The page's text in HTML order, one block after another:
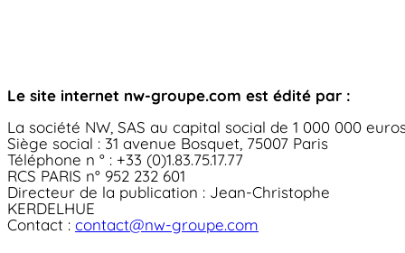
TIEBox®
TIECharge
Savoir-faire
Le développement
de projet
Les produits
La tech et les opérations marché
Implantations
France
®
OhmBox®
TIEBox®
Savoir-faire
Le développement
de projet
Les produits
La tech et les opérations marché
Implantations
France
Le site internet nw-groupe.com est édité par :
La société NW, SAS au capital social de 1 000 000
Siège social : 31 avenue Bosquet, 75007 Paris
Téléphone n ° : +33 (0)1.83.75.17.77
RCS PARIS n° 952 232 601
Directeur de la publication : Jean-Christophe
KERDELHUE
Contact : contact@nw-groupe.com